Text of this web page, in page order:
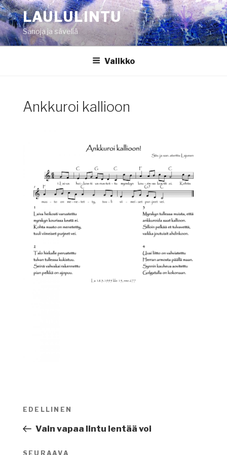
Siirry
sisältöönLAULULINTU
Sanoja ja säveliä
Valikko
Ankkuroi kallioon
Artikkelien
Edellinen
artikkeli
EDELLINEN
Vain vapaa lintu lentää voi
SEURAAVA